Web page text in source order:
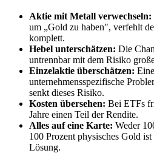
Aktie mit Metall verwechseln:
um „Gold zu haben", verfehlt
komplett.
Hebel unterschätzen: Die
untrennbar mit dem Risiko
Einzelaktie überschätzen:
unternehmensspezifische
senkt dieses Risiko.
Kosten übersehen: Bei ETFs
Jahre einen Teil der Rendite.
Alles auf eine Karte: Weder
100 Prozent physisches Gold
Lösung.